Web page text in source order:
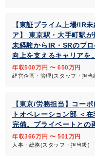
【東証プライム上場/IR
ア】 東京駅・大手町駅
未経験からIR・SRのプ
向上を支えるキャリアを。
年収500万円 〜 650万円
経営企画・管理(スタッフ・担当
【東京/労務担当】コー
トオペレーション部 ＜
完備。プライベートとの
年収366万円 〜 501万円
人事・総務(スタッフ・担当級)